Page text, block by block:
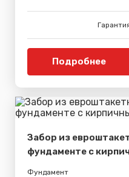
Подробнее
Забор из
фундаменте с
Фундамент